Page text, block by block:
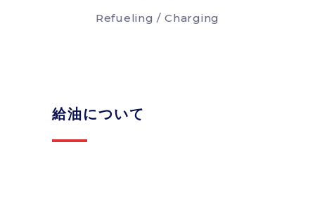
Refueling / Charging
給油について